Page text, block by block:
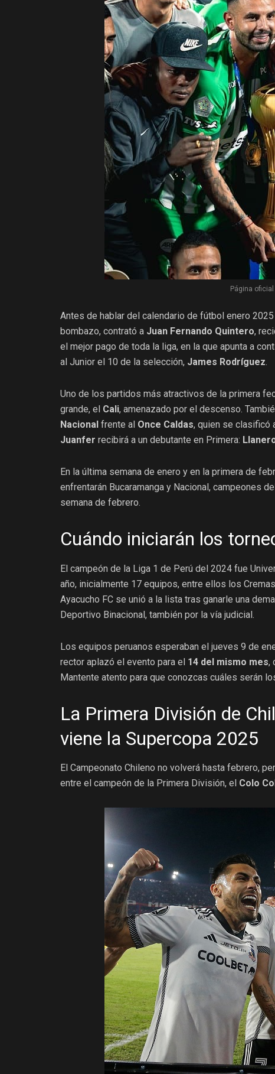
Página
Antes de hablar del calendario de fútbol enero
bombazo, contrató a Juan Fernando Quintero,
el mejor pago de toda la liga, en la que apunta a
al Junior el 10 de la selección, James Rodríguez.
Uno de los partidos más atractivos de la primera
grande, el Cali, amenazado por el descenso.
Nacional frente al Once Caldas, quien se clasificó
Juanfer recibirá a un debutante en Primera:
En la última semana de enero y en la primera de
enfrentarán Bucaramanga y Nacional, campeones
semana de febrero.
Cuándo iniciarán los
El campeón de la Liga 1 de Perú del 2024 fue
año, inicialmente 17 equipos, entre ellos los
Ayacucho FC se unió a la lista tras ganarle una
Deportivo Binacional, también por la vía judicial.
Los equipos peruanos esperaban el jueves 9 de
rector aplazó el evento para el 14 del mismo mes,
Mantente atento para que conozcas cuáles serán
La Primera División de
viene la Supercopa 2025
El Campeonato Chileno no volverá hasta febrero,
entre el campeón de la Primera División, el Colo